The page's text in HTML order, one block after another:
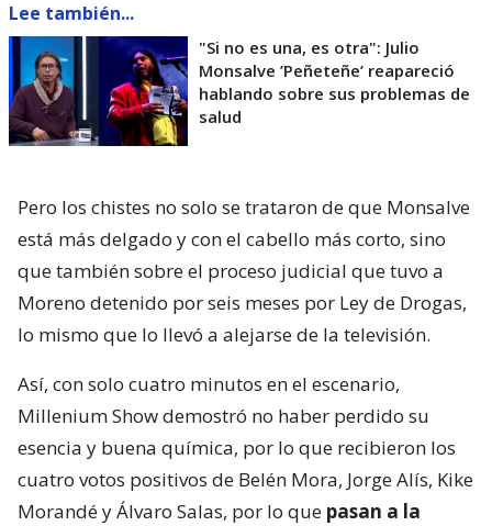
Lee también...
"Si no es una, es otra": Julio
Monsalve ’Peñeteñe’ reapareció
hablando sobre sus problemas de
salud
Pero los chistes no solo se trataron de que Monsalve
está más delgado y con el cabello más corto, sino
que también sobre el proceso judicial que tuvo a
Moreno detenido por seis meses por Ley de Drogas,
lo mismo que lo llevó a alejarse de la televisión.
Así, con solo cuatro minutos en el escenario,
Millenium Show demostró no haber perdido su
esencia y buena química, por lo que recibieron los
cuatro votos positivos de Belén Mora, Jorge Alís, Kike
Morandé y Álvaro Salas, por lo que pasan a la